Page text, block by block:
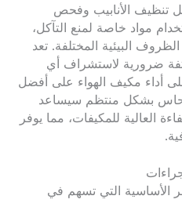
تنظيف الأنابيب وفحص
مواد خاصة لمنع التآكل،
البيئية المختلفة. تعد
ضرورية لاستشراف أي
أداء مكيف الهواء على أفضل
بشكل منتظم سيساعد
العالية للمكيفات، مما يوفر
الأساسية التي تسهم في